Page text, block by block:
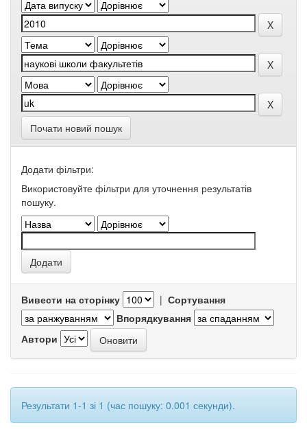
Почати новий пошук
Додати фільтри:
Використовуйте фільтри для уточнення результатів
пошуку.
Вивести на сторінку | Сортування
Впорядкування
Автори
Результати 1-1 зі 1 (час пошуку: 0.001 секунди).